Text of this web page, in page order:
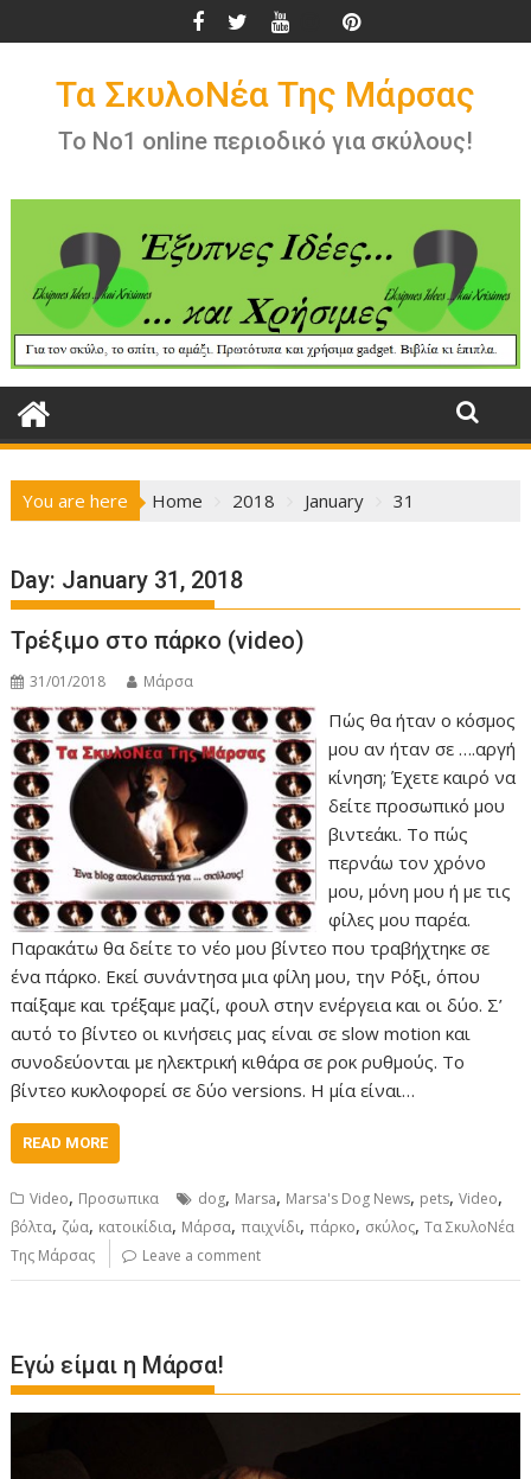
to
Τα ΣκυλοΝέα Της Μάρσας
Το Νο1 online περιοδικό για σκύλους!
You are here Home 2018 January 31
Day: January 31, 2018
Τρέξιμο στο πάρκο (video)
31/01/2018 Μάρσα
Πώς θα ήταν ο κόσμος
μου αν ήταν σε ….αργή
κίνηση; Έχετε καιρό να
δείτε προσωπικό μου
βιντεάκι. Το πώς
περνάω τον χρόνο
μου, μόνη μου ή με τις
φίλες μου παρέα.
Παρακάτω θα δείτε το νέο μου βίντεο που τραβήχτηκε σε
ένα πάρκο. Εκεί συνάντησα μια φίλη μου, την Ρόξι, όπου
παίξαμε και τρέξαμε μαζί, φουλ στην ενέργεια και οι δύο. Σ’
αυτό το βίντεο οι κινήσεις μας είναι σε slow motion και
συνοδεύονται με ηλεκτρική κιθάρα σε ροκ ρυθμούς. Το
βίντεο κυκλοφορεί σε δύο versions. Η μία είναι…
READ MORE
Video, Προσωπικα dog, Marsa, Marsa's Dog News, pets,Video,
βόλτα, ζώα, κατοικίδια, Μάρσα,παιχνίδι,πάρκο, σκύλος,Τα ΣκυλοΝέα
Της Μάρσας
Leave a comment
Εγώ είμαι η Μάρσα!